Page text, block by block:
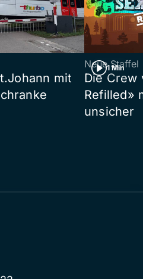
mit
1 Min
Neue Staffel
Die Crew
Refilled»
unsicher